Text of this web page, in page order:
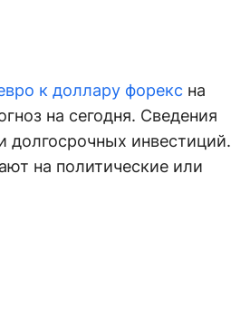
к доллару форекс на
на сегодня. Сведения
долгосрочных инвестиций.
на политические или